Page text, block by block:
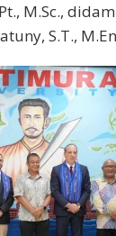
M.Sc.,
S.T.,